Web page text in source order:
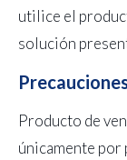
utilice el
solución
Producto de
únicamente por